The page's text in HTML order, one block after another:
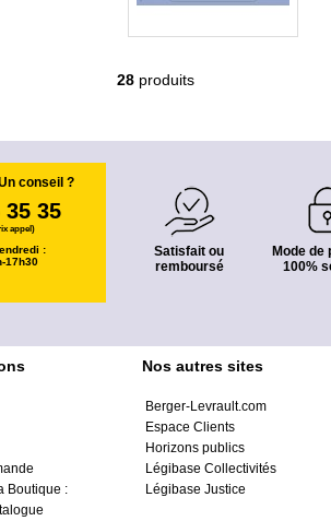
28 produits
conseil ?
35 35
appel)
:
17h30
Satisfait ou
remboursé
Mode de
100%
Boutique :
Nos autres sites
Berger-Levrault.com
Espace Clients
Horizons publics
Légibase Collectivités
Légibase Justice